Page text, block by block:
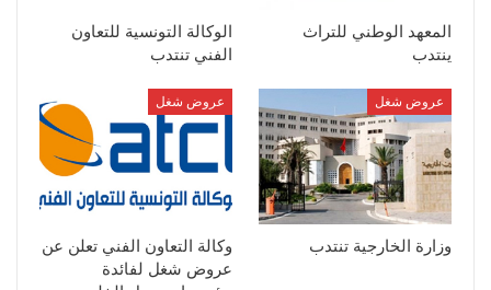
المعهد الوطني للتراث
ينتدب
الوكالة التونسية للتعاون
الفني تنتدب
عروض شغل
وزارة الخارجية تنتدب
عروض شغل
وكالة التعاون الفني تعلن عن
عروض شغل لفائدة